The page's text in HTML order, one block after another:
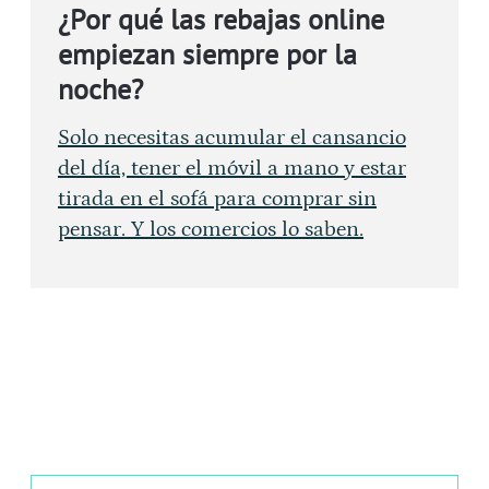
¿Por qué las rebajas online
empiezan siempre por la
noche?
Solo necesitas acumular el cansancio
del día, tener el móvil a mano y estar
tirada en el sofá para comprar sin
pensar. Y los comercios lo saben.